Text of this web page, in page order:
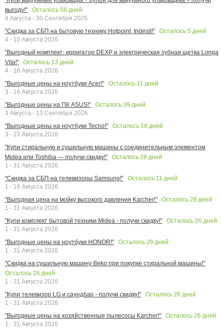
выгоду!"
Осталось 56 дней
4 Августа - 30 Сентября 2026
"Скидка за СБП на бытовую технику Hotpoint, Indesit!"
Осталось 5 дней
4 - 10 Августа 2026
"Выгодный комплект: ирригатор DEXP и электрическая зубная щетка Longa
Vita!"
Осталось 13 дней
4 - 18 Августа 2026
"Выгодные цены на ноутбуки Acer!"
Осталось 11 дней
3 - 16 Августа 2026
"Выгодные цены на ПК ASUS!"
Осталось 39 дней
3 Августа - 13 Сентября 2026
"Выгодные цены на ноутбуки Tecno!"
Осталось 18 дней
3 - 23 Августа 2026
"Купи стиральную и сушильную машины с соединительным элементом
Midea или Toshiba — получи скидку!"
Осталось 26 дней
1 - 31 Августа 2026
"Скидка за СБП на телевизоры Samsung!"
Осталось 11 дней
1 - 16 Августа 2026
"Выгодная цена на мойку высокого давления Karcher!"
Осталось 26 дней
1 - 31 Августа 2026
"Купи комплект бытовой техники Midea - получи скидку!"
Осталось 26 дней
1 - 31 Августа 2026
"Выгодные цены на ноутбуки HONOR!"
Осталось 26 дней
1 - 31 Августа 2026
"Скидка на сушильную машину Beko при покупке стиральной машины!"
Осталось 26 дней
1 - 31 Августа 2026
"Купи телевизор LG и саундбар - получи скидку!"
Осталось 26 дней
1 - 31 Августа 2026
"Выгодные цены на хозяйственные пылесосы Karcher!"
Осталось 26 дней
1 - 31 Августа 2026